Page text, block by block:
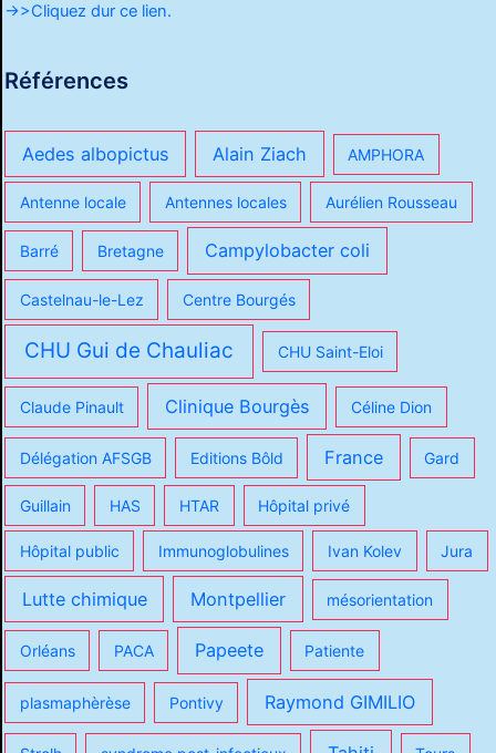
->>Cliquez dur ce lien.
Références
Aedes albopictus Alain Ziach AMPHORA
Antenne locale Antennes locales Aurélien Rousseau
Barré Bretagne Campylobacter coli
Castelnau-le-Lez Centre Bourgés
CHU Gui de Chauliac CHU Saint-Eloi
Claude Pinault Clinique Bourgès Céline Dion
Délégation AFSGB Editions Bôld France Gard
Guillain HAS HTAR Hôpital privé
Hôpital public Immunoglobulines Ivan Kolev Jura
Lutte chimique Montpellier mésorientation
Orléans PACA Papeete Patiente
plasmaphèrèse Pontivy Raymond GIMILIO